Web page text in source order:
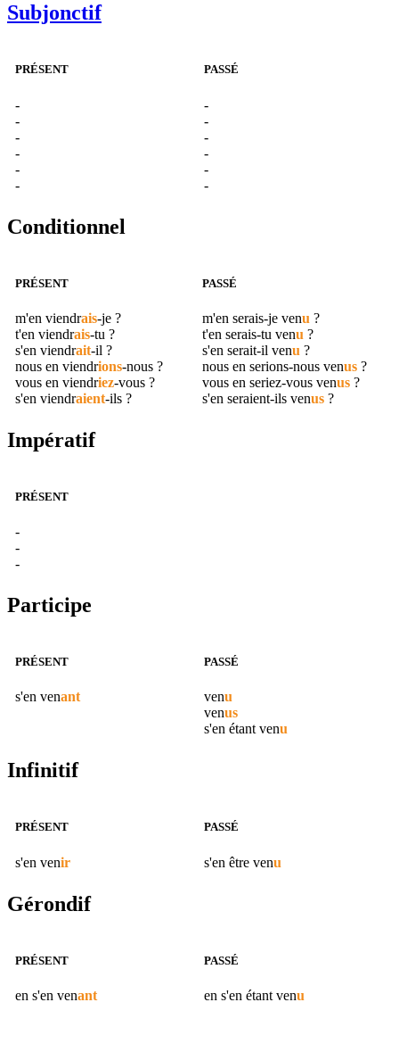
Subjonctif
PRÉSENT
-
-
-
-
-
-
PASSÉ
-
-
-
-
-
-
Conditionnel
PRÉSENT
m'en viendrais-je ?
t'en viendrais-tu ?
s'en viendrait-il ?
nous en viendrions-nous ?
vous en viendriez-vous ?
s'en viendraient-ils ?
PASSÉ
m'en serais-je venu ?
t'en serais-tu venu ?
s'en serait-il venu ?
nous en serions-nous venus ?
vous en seriez-vous venus ?
s'en seraient-ils venus ?
Impératif
PRÉSENT
-
-
-
Participe
PRÉSENT
s'en venant
PASSÉ
venu
venus
s'en étant venu
Infinitif
PRÉSENT
s'en venir
PASSÉ
s'en être venu
Gérondif
PRÉSENT
en s'en venant
PASSÉ
en s'en étant venu